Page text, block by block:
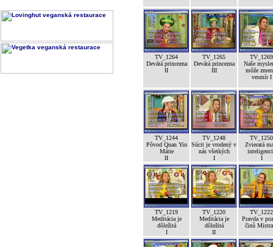
TV_1264
Devátá princezna
II
TV_1265
Devátá princezna
III
TV_1269
Naše
môže
vesmír I
TV_1244
Pôvod Quan Yin
Márie
II
TV_1248
Súcit je vrodený v
nás všetkých
I
TV_1250
Zvieratá
I
TV_1219
Meditácia je
dôležitá
I
TV_1220
Meditácia je
dôležitá
II
TV_1222
Pravda v
činů